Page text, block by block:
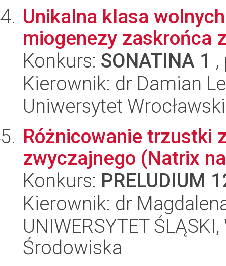
Unikalna klasa
miogenezy zaskrońca
Konkurs: SONATINA 1
Kierownik: dr Damian
Uniwersytet
Różnicowanie trzustki
zwyczajnego (Natrix
Konkurs: PRELUDIUM
Kierownik: dr
UNIWERSYTET
Środowiska